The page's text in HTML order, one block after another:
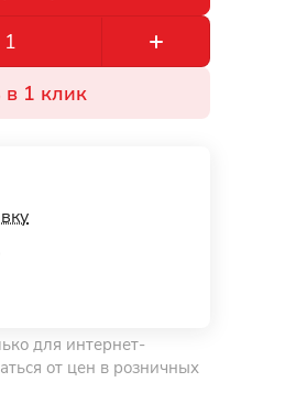
в 1 клик
для интернет-
от цен в розничных